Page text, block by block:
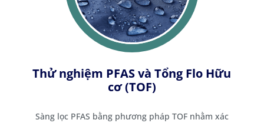
Thử nghiệm PFAS và Tổng Flo Hữu
cơ (TOF)
Sàng lọc PFAS bằng phương pháp TOF nhằm xác